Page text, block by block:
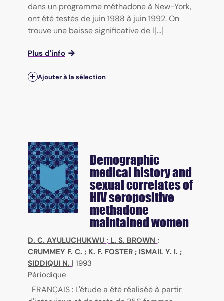
dans un programme méthadone à New-York,
ont été testés de juin 1988 à juin 1992. On
trouve une baisse significative de l[...]
Plus d'info
Ajouter à la sélection
Demographic
medical history and
sexual correlates of
HIV seropositive
methadone
maintained women
D. C. AYULUCHUKWU ; L. S. BROWN ;
CRUMMEY F. C. ; K. F. FOSTER ; ISMAIL Y. I. ;
SIDDIQUI N. | 1993
Périodique
FRANÇAIS : L'étude a été réaliséé à partir